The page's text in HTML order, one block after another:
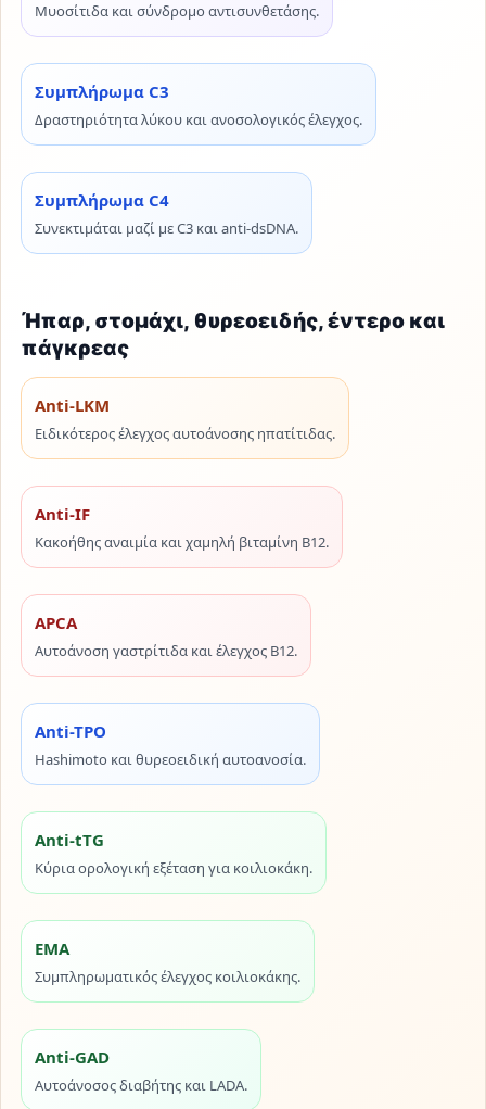
Μυοσίτιδα και σύνδρομο αντισυνθετάσης.
Συμπλήρωμα C3
Δραστηριότητα λύκου και ανοσολογικός έλεγχος.
Συμπλήρωμα C4
Συνεκτιμάται μαζί με C3 και anti-dsDNA.
Ήπαρ, στομάχι, θυρεοειδής, έντερο και
πάγκρεας
Anti-LKM
Ειδικότερος έλεγχος αυτοάνοσης ηπατίτιδας.
Anti-IF
Κακοήθης αναιμία και χαμηλή βιταμίνη Β12.
APCA
Αυτοάνοση γαστρίτιδα και έλεγχος Β12.
Anti-TPO
Hashimoto και θυρεοειδική αυτοανοσία.
Anti-tTG
Κύρια ορολογική εξέταση για κοιλιοκάκη.
EMA
Συμπληρωματικός έλεγχος κοιλιοκάκης.
Anti-GAD
Αυτοάνοσος διαβήτης και LADA.